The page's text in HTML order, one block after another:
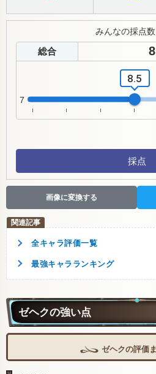
みんなの採点数
総合
7
8.5
採点
画像に変換する
全キャラ評価一覧
最強キャラランキング
ゼヘクの強い点
ゼヘクの評価